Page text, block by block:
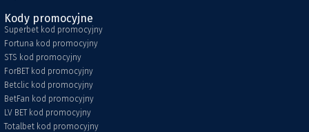
Kody promocyjne
Superbet kod promocyjny
Fortuna kod promocyjny
STS kod promocyjny
ForBET kod promocyjny
Betclic kod promocyjny
BetFan kod promocyjny
LV BET kod promocyjny
Totalbet kod promocyjny